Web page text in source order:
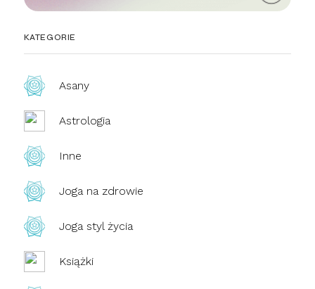
KATEGORIE
Asany
Astrologia
Inne
Joga na zdrowie
Joga styl życia
Książki